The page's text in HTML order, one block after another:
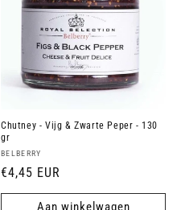
Chutney - Vijg & Zwarte Peper - 130
gr
Verkoper:
BELBERRY
Normale
prijs
€4,45 EUR
Aan winkelwagen